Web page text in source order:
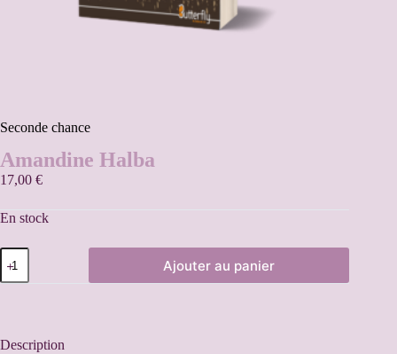
Seconde chance
Amandine Halba
17,00 €
En stock
Ajouter au panier
e
Description